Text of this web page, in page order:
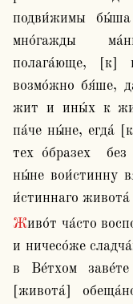
подви́жимы
мно́гажды
полага́юще, [к]
возмо́жно бя́ше,
жит и ины́х к
па́че ны́не, егда́
тех о́бразех  без
ны́не вои́стинну
и́стиннаго
Живо́т ча́сто воспомина́ет, поне́же его́ зело́ жела́ем,
и ничесо́же
в Ве́тхом
[живота́]